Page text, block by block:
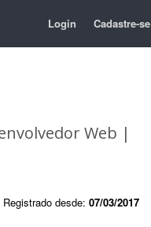
Login Cadastre-se
Web |
Registrado desde: 07/03/2017